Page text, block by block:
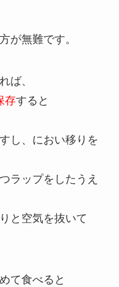
が無難です。
ば、
存すると
し、におい移りを
ラップをしたうえ
と空気を抜いて
て食べると